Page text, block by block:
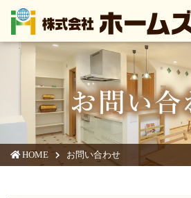
HOME お問い合わせ